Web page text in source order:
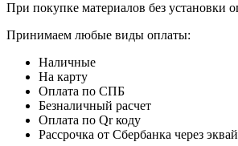
При покупке материалов без установки
Принимаем любые виды оплаты:
Наличные
На карту
Оплата по СПБ
Безналичный расчет
Оплата по Qr коду
Рассрочка от Сбербанка через